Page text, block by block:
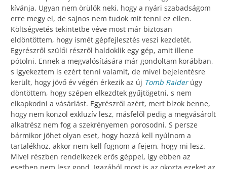
kívánja. Ugyan nem örülök neki, hogy a nyári szabadságom
erre megy el, de sajnos nem tudok mit tenni ez ellen.
Költségvetés tekintetbe véve most már biztosan
eldöntöttem, hogy ismét gépfejlesztés veszi kezdetét.
Egyrészről szülői részről haldoklik egy gép, amit illene
pótolni. Ennek a megvalósítására már gondoltam korábban,
s igyekeztem is ezért tenni valamit, de mivel bejelentésre
került, hogy jövő év végén érkezik az új Tomb Raiderúgy
döntöttem, hogy szépen elkezdtek gyűjtögetni, s nem
elkapkodni a vásárlást. Egyrészről azért, mert bízok benne,
hogy nem konzol exkluzív lesz, másfelől pedig a megvásárolt
alkatrész nem fog a szekrényemen porosodni. S persze
bármikor jöhet olyan eset, hogy hozzá kell nyúlnom a
tartalékhoz, akkor nem kell fognom a fejem, hogy mi lesz.
Mivel részben rendelkezek erős géppel, így ebben az